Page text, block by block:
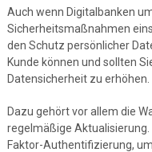
Auch wenn Digitalbanken
Sicherheitsmaßnahmen
den Schutz persönlicher
Kunde können und sollten
Datensicherheit zu erhöhen.
Dazu gehört vor allem die
regelmäßige Aktualisierung.
Faktor-Authentifizierung,